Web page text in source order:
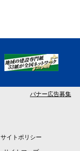
バナー広告募集
サイトポリシー